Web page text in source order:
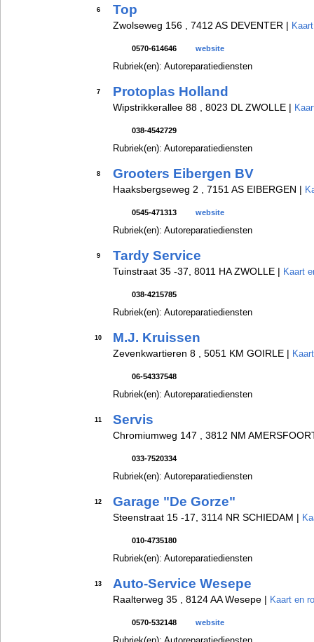
6 Top
Zwolseweg 156 , 7412 AS DEVENTER |
0570-614646 website
Rubriek(en): Autoreparatiediensten
7 Protoplas Holland
Wipstrikkerallee 88 , 8023 DL ZWOLLE |
038-4542729
Rubriek(en): Autoreparatiediensten
8 Grooters Eibergen BV
Haaksbergseweg 2 , 7151 AS EIBERGEN |
0545-471313 website
Rubriek(en): Autoreparatiediensten
9 Tardy Service
Tuinstraat 35 -37, 8011 HA ZWOLLE | Kaart
038-4215785
Rubriek(en): Autoreparatiediensten
10 M.J. Kruissen
Zevenkwartieren 8 , 5051 KM GOIRLE |
06-54337548
Rubriek(en): Autoreparatiediensten
11 Servis
Chromiumweg 147 , 3812 NM
033-7520334
Rubriek(en): Autoreparatiediensten
12 Garage "De Gorze"
Steenstraat 15 -17, 3114 NR SCHIEDAM |
010-4735180
Rubriek(en): Autoreparatiediensten
13 Auto-Service Wesepe
Raalterweg 35 , 8124 AA Wesepe | Kaart en
0570-532148 website